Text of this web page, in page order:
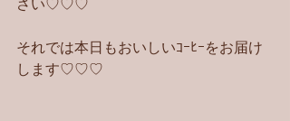
それでは本日もおいしいｺｰﾋｰをお届け
します♡♡♡